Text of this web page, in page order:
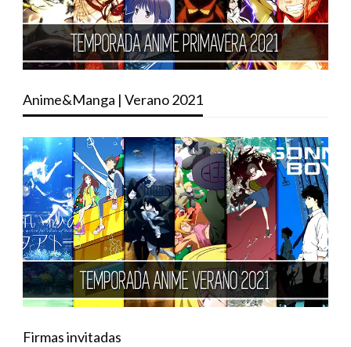
Anime&Manga | Verano 2021
Firmas invitadas